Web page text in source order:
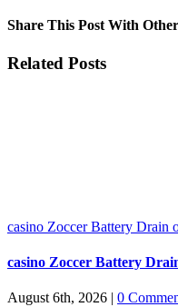
Share This Post With
Facebook
X
LinkedIn
WhatsApp
Pinterest
Email
Related Posts
casino Zoccer Battery Drain
casino Zoccer Battery
August 6th, 2026 | 0